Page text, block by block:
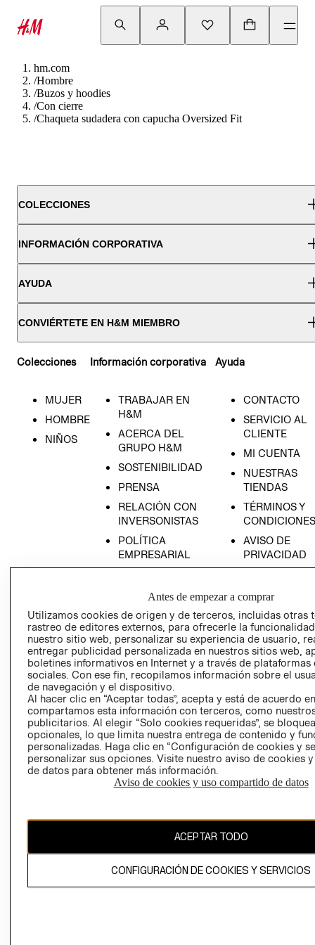
hm.com
/Hombre
/Buzos y hoodies
/Con cierre
/Chaqueta sudadera con capucha Oversized Fit
COLECCIONES
INFORMACIÓN CORPORATIVA
AYUDA
CONVIÉRTETE EN H&M MIEMBRO
Colecciones
MUJER
HOMBRE
NIÑOS
Información corporativa
TRABAJAR EN
H&M
ACERCA DEL
GRUPO H&M
SOSTENIBILIDAD
PRENSA
RELACIÓN CON
INVERSONISTAS
POLÍTICA
EMPRESARIAL
Ayuda
CONTACTO
SERVICIO AL
CLIENTE
MI CUENTA
NUESTRAS
TIENDAS
TÉRMINOS Y
CONDICIONES
AVISO DE
PRIVACIDAD
AVISO DE
LIBRO DE
Ecuador ($)
CAMBIAR REGIÓN
propiedad de H&M Hennes & Mauritz AB.
Antes de empezar a comprar
Utilizamos cookies de origen y de terceros, incluidas otras
rastreo de editores externos, para ofrecerle la
nuestro sitio web, personalizar su experiencia de usuario,
entregar publicidad personalizada en nuestros sitios web,
boletines informativos en Internet y a través de plataformas
sociales. Con ese fin, recopilamos información sobre el
de navegación y el dispositivo.
Al hacer clic en “Aceptar todas”, acepta y está de acuerdo
compartamos esta información con terceros, como
publicitarios. Al elegir “Solo cookies requeridas”, se
opcionales, lo que limita nuestra entrega de contenido y
personalizadas. Haga clic en “Configuración de cookies y
personalizar sus opciones. Visite nuestro aviso de cookies
de datos para obtener más información.
Aviso de cookies y uso compartido de datos
ACEPTAR TODO
CONFIGURACIÓN DE COOKIES Y SERVICIOS